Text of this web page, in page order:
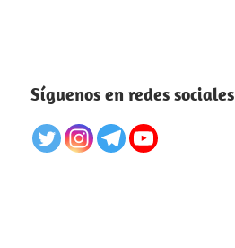
Síguenos en redes sociales